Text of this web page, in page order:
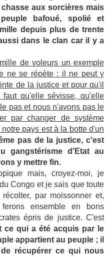
chasse aux sorcières mais
bafoué, spolié et
depuis plus de trente
dans le clan car il y a
de voleurs un exemple
ne se répète : il ne peut y
de la justice et pour qu'il
qu'elle sévisse, qu'elle
pas et nous n'avons pas le
par changer de système
pays est à la botte d'un
pas de la justice, c'est
gangstérisme d'Etat au
y mettre fin.
mais, croyez-moi, je
Congo et je sais que toute
par moissonner et,
ensemble en bons
épris de justice. C'est
ce qui a été acquis par le
appartient au peuple ; il
récupérer ce qui nous